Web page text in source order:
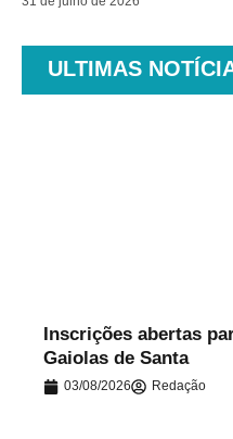
ULTIMAS
Inscrições abertas
Gaiolas de Santa
03/08/2026 Redação